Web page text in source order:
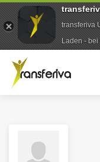
transferiva
Laden - bei